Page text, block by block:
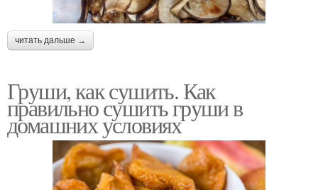
читать дальше →
Груши, как сушить. Как
правильно сушить груши в
домашних условиях